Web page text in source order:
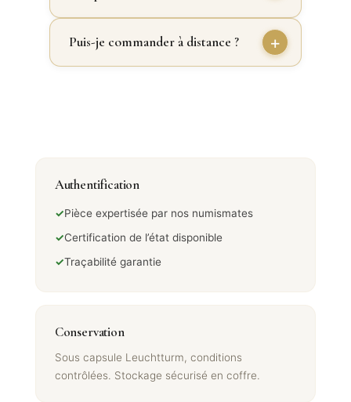
Puis-je commander à distance ?
Authentification
✓Pièce expertisée par nos numismates
✓Certification de l’état disponible
✓Traçabilité garantie
Conservation
Sous capsule Leuchtturm, conditions
contrôlées. Stockage sécurisé en coffre.